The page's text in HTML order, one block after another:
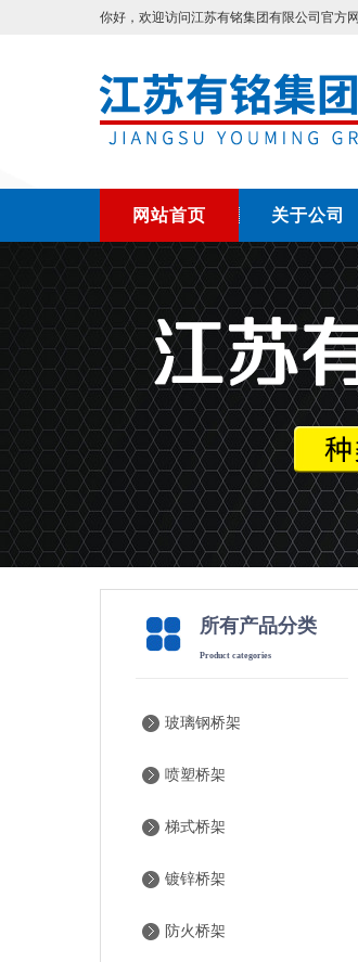
你好，欢迎访问江苏有铭集团有限公司官方
网站首页 关于公司
所有产品分类
Product categories
玻璃钢桥架
喷塑桥架
梯式桥架
镀锌桥架
防火桥架